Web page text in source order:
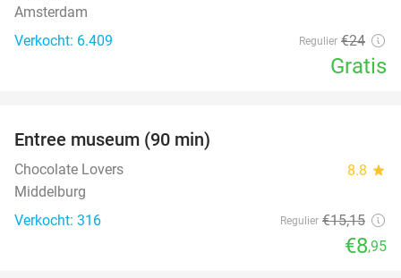
Amsterdam
Verkocht: 6.409
Regulier €24
Gratis
Entree museum (90 min)
Chocolate Lovers 8.8 star
Middelburg
Verkocht: 316
Regulier €15,15
€8,95